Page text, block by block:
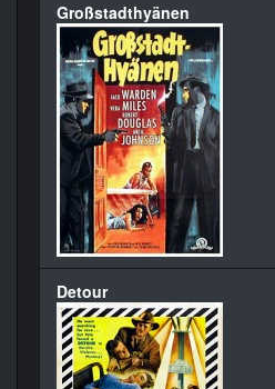
Großstadthyänen
Detour